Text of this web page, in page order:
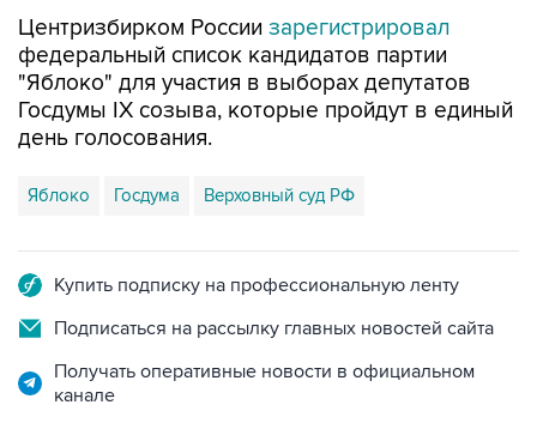
Центризбирком России зарегистрировал
федеральный список кандидатов партии
"Яблоко" для участия в выборах депутатов
Госдумы IX созыва, которые пройдут в единый
день голосования.
Яблоко Госдума Верховный суд РФ
Купить подписку на профессиональную ленту
Подписаться на рассылку главных новостей сайта
Получать оперативные новости в официальном
канале